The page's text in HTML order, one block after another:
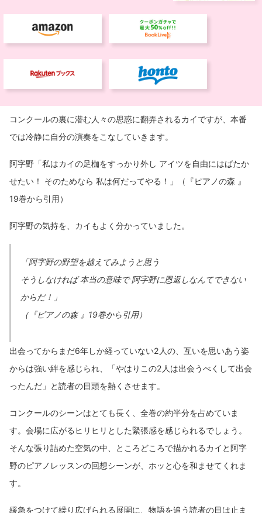
コンクールの裏に潜む人々の思惑に翻弄されるカイですが、本番
では冷静に自分の演奏をこなしていきます。
阿字野「私はカイの足枷をすっかり外し アイツを自由にはばたか
せたい！ そのためなら 私は何だってやる！」（『ピアノの森 』
19巻から引用）
阿字野の気持を、カイもよく分かっていました。
「阿字野の野望を越えてみようと思う
そうしなければ 本当の意味で 阿字野に恩返しなんてできない
からだ！」
（『ピアノの森 』19巻から引用）
出会ってからまだ6年しか経っていない2人の、互いを思いあう姿
からは強い絆を感じられ、「やはりこの2人は出会うべくして出会
ったんだ」と読者の目頭を熱くさせます。
コンクールのシーンはとても長く、全巻の約半分を占めていま
す。会場に広がるヒリヒリとした緊張感を感じられるでしょう。
そんな張り詰めた空気の中、ところどころで描かれるカイと阿字
野のピアノレッスンの回想シーンが、ホッと心を和ませてくれま
す。
緩急をつけて繰り広げられる展開に、物語を追う読者の目は止ま